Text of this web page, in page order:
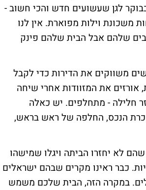
לגן שעשועים חדש והכי חשוב -
וילות מפוארת. אין לנו
שלהם אבל הבית שלהם פינק
משווקים את הדירות כדי לקבל
אורזים את המזוודות אחרי שיחה
חלילה - מתחלפים. יש כאלה
הנכס, החלפה של ראש בראש,
לא יחזרו הביתה ויגלו שמישהו
כבר ראינו מקרים שבהם ישראלים
במקרה הזה, הבית שלכם משמש